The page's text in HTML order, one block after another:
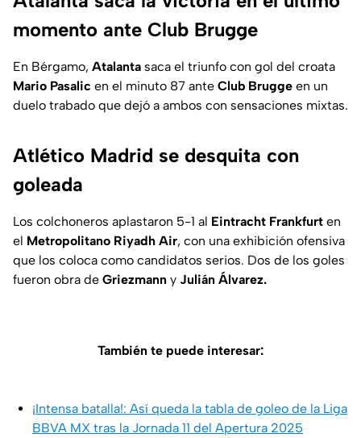
momento ante Club Brugge
En Bérgamo, Atalanta saca el triunfo con gol del croata
Mario Pasalic en el minuto 87 ante Club Brugge en un
duelo trabado que dejó a ambos con sensaciones mixtas.
Atlético Madrid se desquita con
goleada
Los colchoneros aplastaron 5-1 al Eintracht Frankfurt en
el Metropolitano Riyadh Air, con una exhibición ofensiva
que los coloca como candidatos serios. Dos de los goles
fueron obra de Griezmann y Julián Álvarez.
También te puede interesar:
¡Intensa batalla!: Así queda la tabla de goleo de la Liga
BBVA MX tras la Jornada 11 del Apertura 2025